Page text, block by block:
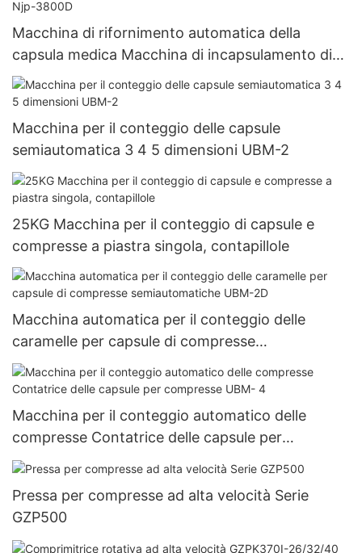
Macchina di rifornimento automatica della
capsula medica Macchina di incapsulamento di
riempimento della capsula di gelatina dura del
granello di polvere completamente automatica
Njp-3800D
Macchina per il conteggio delle capsule
semiautomatica 3 4 5 dimensioni UBM-2
25KG Macchina per il conteggio di capsule e
compresse a piastra singola, contapillole
Macchina automatica per il conteggio delle
caramelle per capsule di compresse
semiautomatiche UBM-2D
Macchina per il conteggio automatico delle
compresse Contatrice delle capsule per
compresse UBM- 4
Pressa per compresse ad alta velocità Serie
GZP500